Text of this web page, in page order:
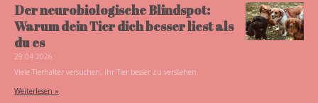
Der neurobiologische Blindspot:
Warum dein Tier dich besser liest als
du es
29.04.2026
Viele Tierhalter versuchen, ihr Tier besser zu verstehen.
Weiterlesen »